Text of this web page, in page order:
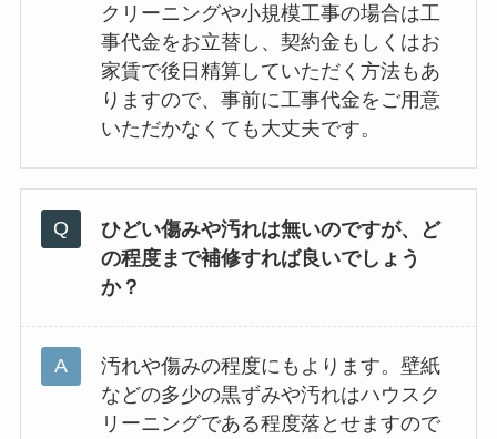
クリーニングや小規模工事の場合は工
事代金をお立替し、契約金もしくはお
家賃で後日精算していただく方法もあ
りますので、事前に工事代金をご用意
いただかなくても大丈夫です。
ひどい傷みや汚れは無いのですが、ど
の程度まで補修すれば良いでしょう
か？
汚れや傷みの程度にもよります。壁紙
などの多少の黒ずみや汚れはハウスク
リーニングである程度落とせますので